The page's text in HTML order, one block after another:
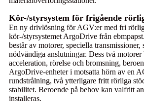
Kör-/styrsystem för frigående
En ny drivlösning för AGV:er med fri
kör-/styrsystemet ArgoDrive från
består av motorer, speciella transmissioner,
nödvändiga anslutningar. Dess två
acceleration, rörelse och bromsning,
ArgoDrive-enheter i motsatta hörn av en
rundstrålning, två ytterligare fritt rörliga
stabilitet. Beroende på behov kan valfritt
installeras.